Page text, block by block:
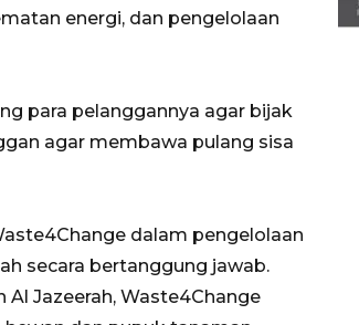
energi, dan pengelolaan
para pelanggannya agar bijak
agar membawa pulang sisa
dalam pengelolaan
secara bertanggung jawab.
Jazeerah, Waste4Change
2026